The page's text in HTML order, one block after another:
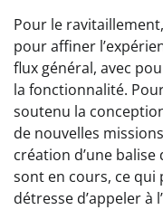
Pour le
pour affiner
flux général, avec
la fonctionnalité.
soutenu la
de nouvelles
création d’une
sont en cours, ce
détresse d’appeler à